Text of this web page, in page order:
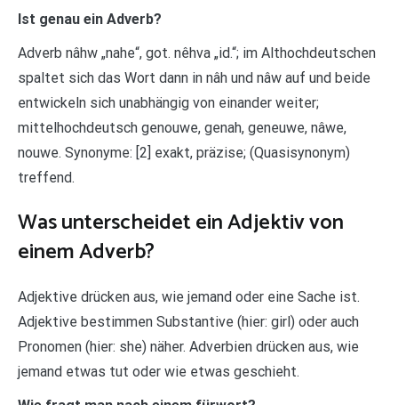
Ist genau ein Adverb?
Adverb nâhw „nahe“, got. nêhva „id.“; im Althochdeutschen
spaltet sich das Wort dann in nâh und nâw auf und beide
entwickeln sich unabhängig von einander weiter;
mittelhochdeutsch genouwe, genah, geneuwe, nâwe,
nouwe. Synonyme: [2] exakt, präzise; (Quasisynonym)
treffend.
Was unterscheidet ein Adjektiv von
einem Adverb?
Adjektive drücken aus, wie jemand oder eine Sache ist.
Adjektive bestimmen Substantive (hier: girl) oder auch
Pronomen (hier: she) näher. Adverbien drücken aus, wie
jemand etwas tut oder wie etwas geschieht.